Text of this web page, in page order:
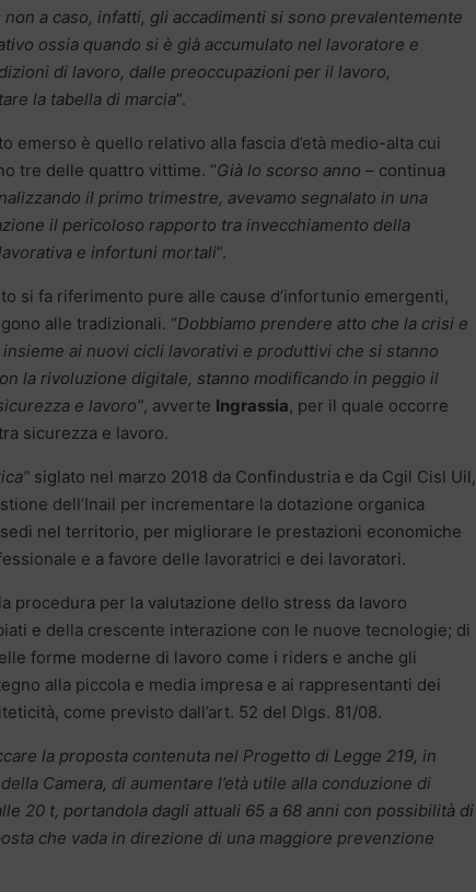
a caso, infatti, gli accadimenti si sono prevalentemente
ossia quando si è già accumulato nel lavoratore e
di lavoro, dalle preoccupazioni per il lavoro,
la tabella di marcia”.
emerso è quello relativo alla fascia d’età medio-alta cui
tre delle quattro vittime. “Già lo scorso anno – continua
il primo trimestre, avevamo segnalato in una
il pericoloso rapporto tra invecchiamento della
e infortuni mortali”.
si fa riferimento pure alle cause d’infortunio emergenti,
alle tradizionali. “Dobbiamo prendere atto che la crisi e
ai nuovi cicli lavorativi e produttivi che si stanno
la rivoluzione digitale, stanno modificando in peggio il
e lavoro”, avverte Ingrassia, per il quale occorre
sicurezza e lavoro.
siglato nel marzo 2018 da Confindustria e da Cgil Cisl Uil,
dell’Inail per incrementare la dotazione organica
nel territorio, per migliorare le prestazioni economiche
e a favore delle lavoratrici e dei lavoratori.
procedura per la valutazione dello stress da lavoro
e della crescente interazione con le nuove tecnologie; di
forme moderne di lavoro come i riders e anche gli
alla piccola e media impresa e ai rappresentanti dei
come previsto dall’art. 52 del Dlgs. 81/08.
la proposta contenuta nel Progetto di Legge 219, in
Camera, di aumentare l’età utile alla conduzione di
20 t, portandola dagli attuali 65 a 68 anni con possibilità di
che vada in direzione di una maggiore prevenzione